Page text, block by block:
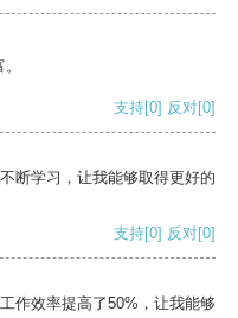
支持[0] 反对[0]
断学习，让我能够取得更好的
支持[0] 反对[0]
作效率提高了50%，让我能够